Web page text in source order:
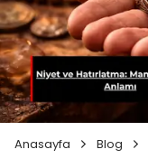
Anasayfa Blog